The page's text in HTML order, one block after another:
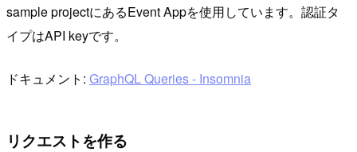
sample projectにあるEvent Appを使用しています。認証タ
イプはAPI keyです。
ドキュメント: GraphQL Queries - Insomnia
リクエストを作る